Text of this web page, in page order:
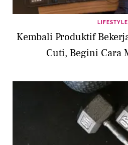
LIFESTYLE
Kembali Produktif
Cuti, Begini Cara